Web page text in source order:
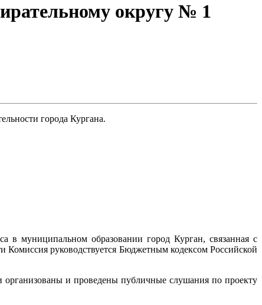
округу № 1
города Кургана.
в муниципальном образовании город Курган, связанная с
руководствуется Бюджетным кодексом Российской
и проведены публичные слушания по проекту